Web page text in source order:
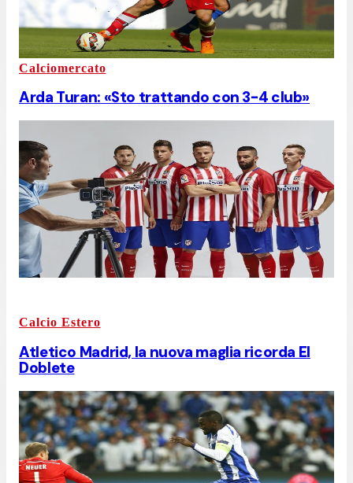
Calciomercato
Arda Turan: «Sto trattando con 3-4 club»
Calcio Estero
Atletico Madrid, la nuova maglia ricorda El
Doblete